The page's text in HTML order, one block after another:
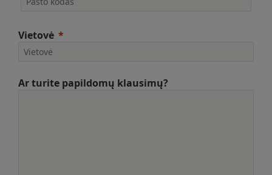
Vietovė
Ar turite papildomų klausimų?